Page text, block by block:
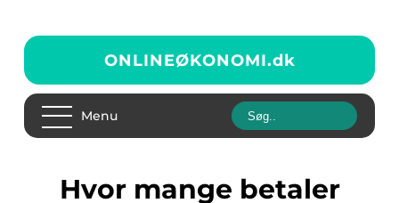
ONLINEØKONOMI.dk
Menu
hvor mange betaler